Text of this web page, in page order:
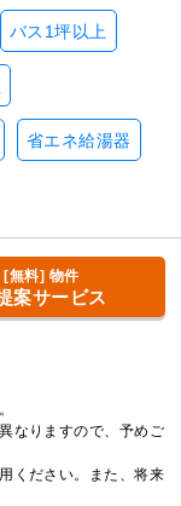
バス1坪以上
省エネ給湯器
[無料] 物件
案サービス
なりますので、予めご
ください。また、将来